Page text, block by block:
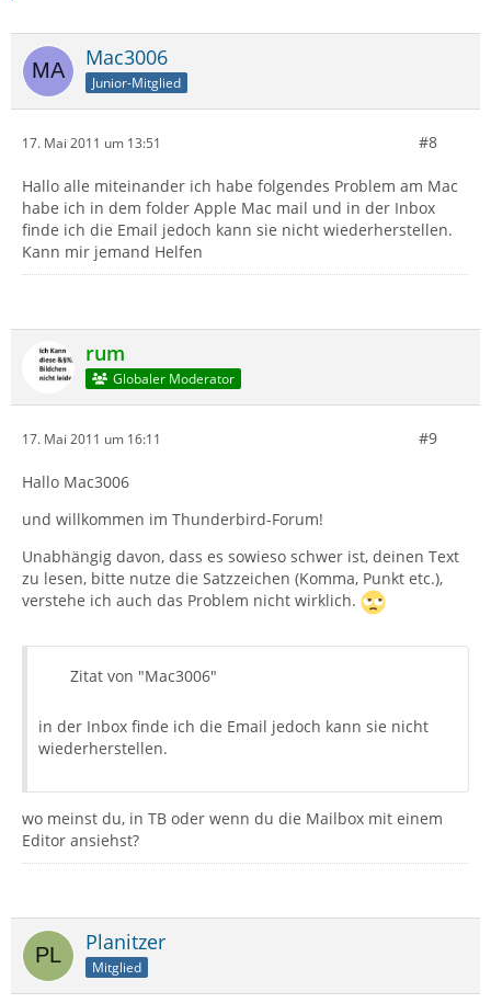
Mac3006
Junior-Mitglied
17. Mai 2011 um 13:51 #8
Hallo alle miteinander ich habe folgendes Problem am Mac
habe ich in dem folder Apple Mac mail und in der Inbox
finde ich die Email jedoch kann sie nicht wiederherstellen.
Kann mir jemand Helfen
rum
Globaler Moderator
17. Mai 2011 um 16:11 #9
Hallo Mac3006
und willkommen im Thunderbird-Forum!
Unabhängig davon, dass es sowieso schwer ist, deinen Text
zu lesen, bitte nutze die Satzzeichen (Komma, Punkt etc.),
verstehe ich auch das Problem nicht wirklich.
Zitat von "Mac3006"
in der Inbox finde ich die Email jedoch kann sie nicht
wiederherstellen.
wo meinst du, in TB oder wenn du die Mailbox mit einem
Editor ansiehst?
Planitzer
Mitglied